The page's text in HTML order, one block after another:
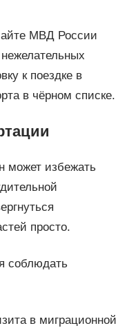
МВД России
к поездке в
в чёрном списке.
может избежать
просто.
соблюдать
в миграционной